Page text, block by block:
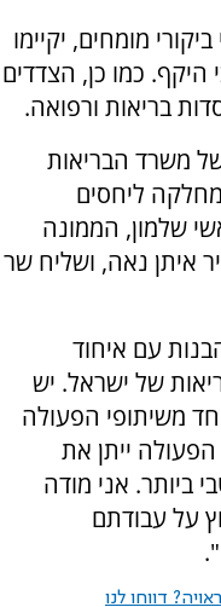
מומחים, יקיימו
היקף. כמו כן, הצדדים
בריאות ורפואה.
משרד הבריאות
ליחסים
שלמון, הממונה
איתן נאה, ושליח שר
עם איחוד
של ישראל. יש
משיתופי הפעולה
ייתן את
ביותר. אני מודה
על עבודתם
דווחו לנו